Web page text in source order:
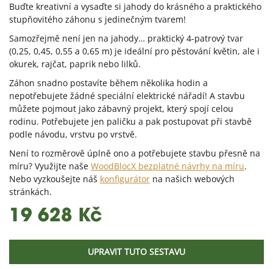
Buďte kreativní a vysaďte si jahody do krásného a praktického
stupňovitého záhonu s jedinečným tvarem!
Samozřejmě není jen na jahody… praktický 4-patrový tvar
(0,25, 0,45, 0,55 a 0,65 m) je ideální pro pěstování květin, ale i
okurek, rajčat, paprik nebo lilků.
Záhon snadno postavíte během několika hodin a
nepotřebujete žádné speciální elektrické nářadí! A stavbu
můžete pojmout jako zábavný projekt, který spojí celou
rodinu. Potřebujete jen paličku a pak postupovat při stavbě
podle návodu, vrstvu po vrstvě.
Není to rozměrově úplně ono a potřebujete stavbu přesně na
míru? Využijte naše WoodBlocX bezplatné návrhy na míru.
Nebo vyzkoušejte náš konfigurátor na našich webových
stránkách.
19 628 Kč
UPRAVIT TUTO SESTAVU